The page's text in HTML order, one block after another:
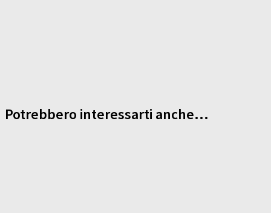
Potrebbero interessarti anche...